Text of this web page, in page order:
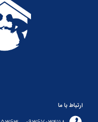
ارتباط با ما